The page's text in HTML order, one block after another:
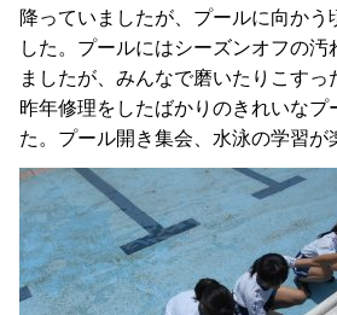
降っていましたが、プールに向かう
した。プールにはシーズンオフの汚
ましたが、みんなで磨いたりこすっ
昨年修理をしたばかりのきれいなプ
た。プール開き集会、水泳の学習が